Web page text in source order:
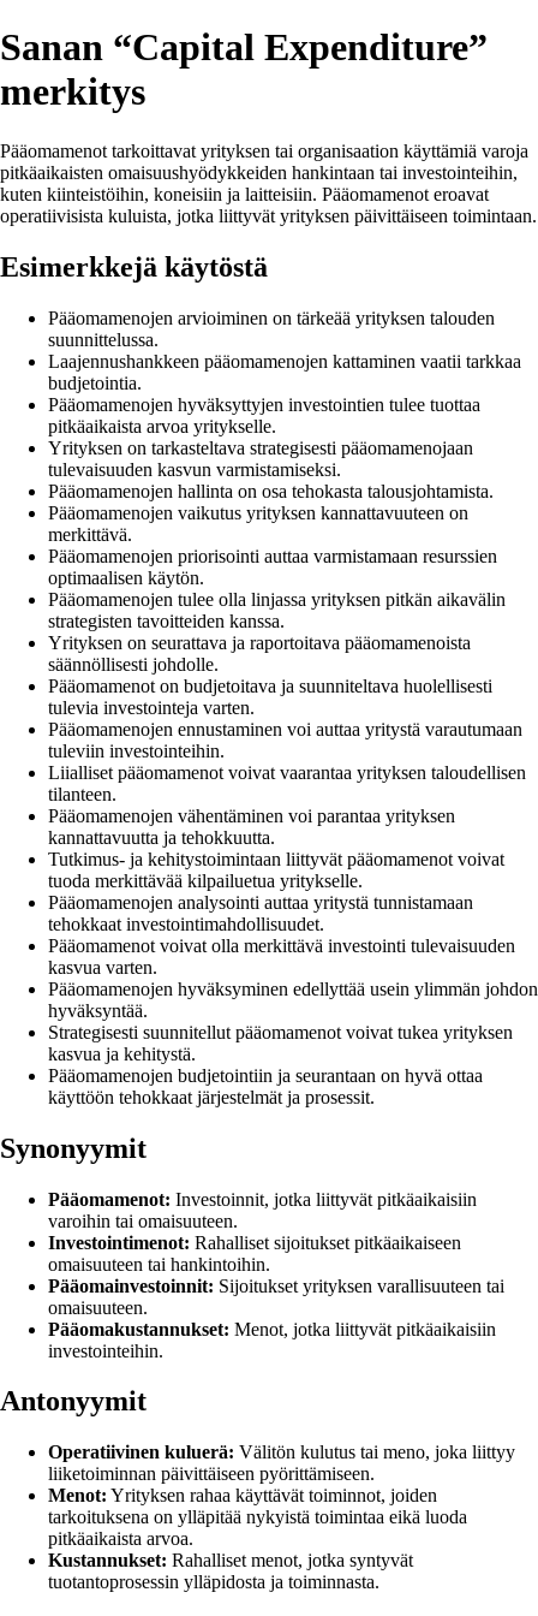
Sanan “Capital Expenditure”
merkitys
Pääomamenot tarkoittavat yrityksen tai organisaation käyttämiä varoja
pitkäaikaisten omaisuushyödykkeiden hankintaan tai investointeihin,
kuten kiinteistöihin, koneisiin ja laitteisiin. Pääomamenot eroavat
operatiivisista kuluista, jotka liittyvät yrityksen päivittäiseen toimintaan.
Esimerkkejä käytöstä
Pääomamenojen arvioiminen on tärkeää yrityksen talouden
suunnittelussa.
Laajennushankkeen pääomamenojen kattaminen vaatii tarkkaa
budjetointia.
Pääomamenojen hyväksyttyjen investointien tulee tuottaa
pitkäaikaista arvoa yritykselle.
Yrityksen on tarkasteltava strategisesti pääomamenojaan
tulevaisuuden kasvun varmistamiseksi.
Pääomamenojen hallinta on osa tehokasta talousjohtamista.
Pääomamenojen vaikutus yrityksen kannattavuuteen on
merkittävä.
Pääomamenojen priorisointi auttaa varmistamaan resurssien
optimaalisen käytön.
Pääomamenojen tulee olla linjassa yrityksen pitkän aikavälin
strategisten tavoitteiden kanssa.
Yrityksen on seurattava ja raportoitava pääomamenoista
säännöllisesti johdolle.
Pääomamenot on budjetoitava ja suunniteltava huolellisesti
tulevia investointeja varten.
Pääomamenojen ennustaminen voi auttaa yritystä varautumaan
tuleviin investointeihin.
Liialliset pääomamenot voivat vaarantaa yrityksen taloudellisen
tilanteen.
Pääomamenojen vähentäminen voi parantaa yrityksen
kannattavuutta ja tehokkuutta.
Tutkimus- ja kehitystoimintaan liittyvät pääomamenot voivat
tuoda merkittävää kilpailuetua yritykselle.
Pääomamenojen analysointi auttaa yritystä tunnistamaan
tehokkaat investointimahdollisuudet.
Pääomamenot voivat olla merkittävä investointi tulevaisuuden
kasvua varten.
Pääomamenojen hyväksyminen edellyttää usein ylimmän johdon
hyväksyntää.
Strategisesti suunnitellut pääomamenot voivat tukea yrityksen
kasvua ja kehitystä.
Pääomamenojen budjetointiin ja seurantaan on hyvä ottaa
käyttöön tehokkaat järjestelmät ja prosessit.
Synonyymit
Pääomamenot: Investoinnit, jotka liittyvät pitkäaikaisiin
varoihin tai omaisuuteen.
Investointimenot: Rahalliset sijoitukset pitkäaikaiseen
omaisuuteen tai hankintoihin.
Pääomainvestoinnit: Sijoitukset yrityksen varallisuuteen tai
omaisuuteen.
Pääomakustannukset: Menot, jotka liittyvät pitkäaikaisiin
investointeihin.
Antonyymit
Operatiivinen kuluerä: Välitön kulutus tai meno, joka liittyy
liiketoiminnan päivittäiseen pyörittämiseen.
Menot: Yrityksen rahaa käyttävät toiminnot, joiden
tarkoituksena on ylläpitää nykyistä toimintaa eikä luoda
pitkäaikaista arvoa.
Kustannukset: Rahalliset menot, jotka syntyvät
tuotantoprosessin ylläpidosta ja toiminnasta.